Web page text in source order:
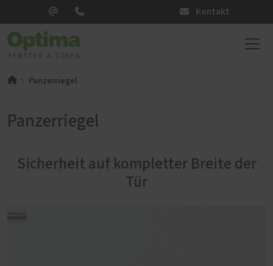
Kontakt
Panzerriegel
Panzerriegel
Sicherheit auf kompletter Breite der
Tür